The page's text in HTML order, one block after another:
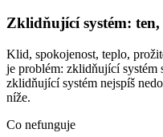
Zklidňující systém:
Klid, spokojenost, teplo,
je problém: zklidňující systém
zklidňující systém nejspíš
níže.
Co nefunguje